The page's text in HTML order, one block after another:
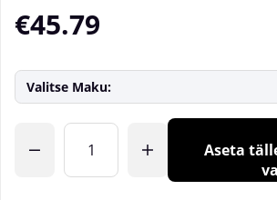
€45.79
Valitse Maku:
Aseta